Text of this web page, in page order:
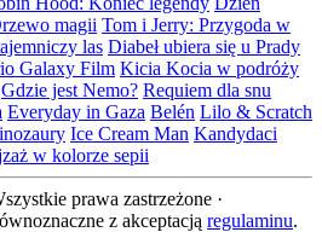
magii Tom i Jerry: Przygoda w
las Diabeł ubiera się u Prady
Galaxy Film Kicia Kocia w podróży
Gdzie jest Nemo? Requiem dla snu
Everyday in Gaza Belén Lilo & Scratch
Ice Cream Man Kandydaci
w kolorze sepii
prawa zastrzeżone ·
z akceptacją regulaminu.